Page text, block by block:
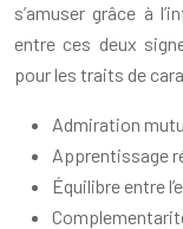
s’amuser grâce à
entre ces deux
pour les traits de
Admiration
Apprentissage
Équilibre entre